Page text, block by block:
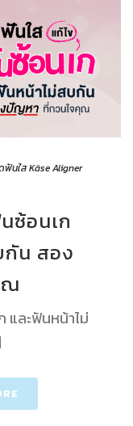
ฟันใส Käse Aligner
ซ้อนเก
กัน สอง
ณ
และฟันหน้าไม่